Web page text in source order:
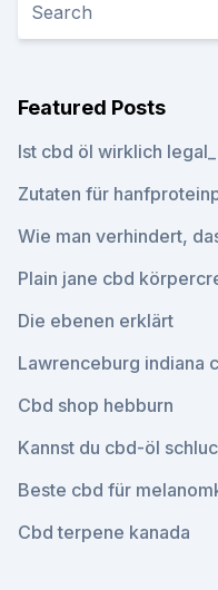
Featured Posts
Ist cbd öl wirklich legal_
Zutaten für
Wie man verhindert,
Plain jane cbd
Die ebenen erklärt
Lawrenceburg indiana
Cbd shop hebburn
Kannst du cbd-öl
Beste cbd für
Cbd terpene kanada